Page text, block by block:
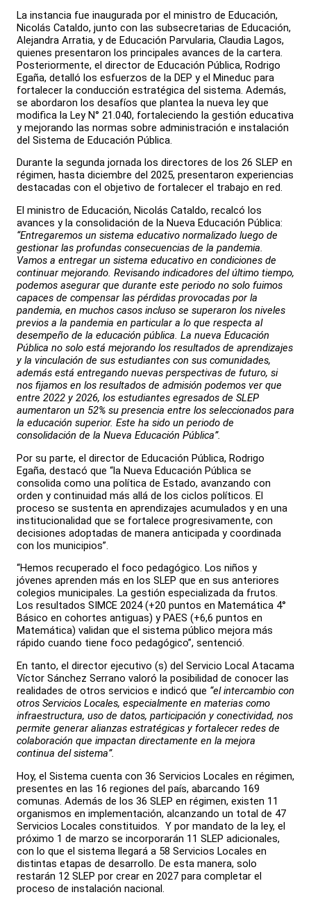
La instancia fue inaugurada por el ministro de Educación,
Nicolás Cataldo, junto con las subsecretarias de Educación,
Alejandra Arratia, y de Educación Parvularia, Claudia Lagos,
quienes presentaron los principales avances de la cartera.
Posteriormente, el director de Educación Pública, Rodrigo
Egaña, detalló los esfuerzos de la DEP y el Mineduc para
fortalecer la conducción estratégica del sistema. Además,
se abordaron los desafíos que plantea la nueva ley que
modifica la Ley N° 21.040, fortaleciendo la gestión educativa
y mejorando las normas sobre administración e instalación
del Sistema de Educación Pública.
Durante la segunda jornada los directores de los 26 SLEP en
régimen, hasta diciembre del 2025, presentaron experiencias
destacadas con el objetivo de fortalecer el trabajo en red.
El ministro de Educación, Nicolás Cataldo, recalcó los
avances y la consolidación de la Nueva Educación Pública:
“Entregaremos un sistema educativo normalizado luego de
gestionar las profundas consecuencias de la pandemia.
Vamos a entregar un sistema educativo en condiciones de
continuar mejorando. Revisando indicadores del último tiempo,
podemos asegurar que durante este periodo no solo fuimos
capaces de compensar las pérdidas provocadas por la
pandemia, en muchos casos incluso se superaron los niveles
previos a la pandemia en particular a lo que respecta al
desempeño de la educación pública. La nueva Educación
Pública no solo está mejorando los resultados de aprendizajes
y la vinculación de sus estudiantes con sus comunidades,
además está entregando nuevas perspectivas de futuro, si
nos fijamos en los resultados de admisión podemos ver que
entre 2022 y 2026, los estudiantes egresados de SLEP
aumentaron un 52% su presencia entre los seleccionados para
la educación superior. Este ha sido un periodo de
consolidación de la Nueva Educación Pública”.
Por su parte, el director de Educación Pública, Rodrigo
Egaña, destacó que “la Nueva Educación Pública se
consolida como una política de Estado, avanzando con
orden y continuidad más allá de los ciclos políticos. El
proceso se sustenta en aprendizajes acumulados y en una
institucionalidad que se fortalece progresivamente, con
decisiones adoptadas de manera anticipada y coordinada
con los municipios”.
“Hemos recuperado el foco pedagógico. Los niños y
jóvenes aprenden más en los SLEP que en sus anteriores
colegios municipales. La gestión especializada da frutos.
Los resultados SIMCE 2024 (+20 puntos en Matemática 4°
Básico en cohortes antiguas) y PAES (+6,6 puntos en
Matemática) validan que el sistema público mejora más
rápido cuando tiene foco pedagógico”, sentenció.
En tanto, el director ejecutivo (s) del Servicio Local Atacama
Víctor Sánchez Serrano valoró la posibilidad de conocer las
realidades de otros servicios e indicó que “el intercambio con
otros Servicios Locales, especialmente en materias como
infraestructura, uso de datos, participación y conectividad, nos
permite generar alianzas estratégicas y fortalecer redes de
colaboración que impactan directamente en la mejora
continua del sistema”.
Hoy, el Sistema cuenta con 36 Servicios Locales en régimen,
presentes en las 16 regiones del país, abarcando 169
comunas. Además de los 36 SLEP en régimen, existen 11
organismos en implementación, alcanzando un total de 47
Servicios Locales constituidos. Y por mandato de la ley, el
próximo 1 de marzo se incorporarán 11 SLEP adicionales,
con lo que el sistema llegará a 58 Servicios Locales en
distintas etapas de desarrollo. De esta manera, solo
restarán 12 SLEP por crear en 2027 para completar el
proceso de instalación nacional.